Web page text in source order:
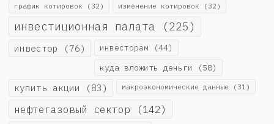
график котировок (32) изменение котировок (32)
инвестиционная палата (225)
инвестор (76) инвесторам (44)
куда вложить деньги (58)
купить акции (83) макроэкономические данные (31)
нефтегазовый сектор (142)